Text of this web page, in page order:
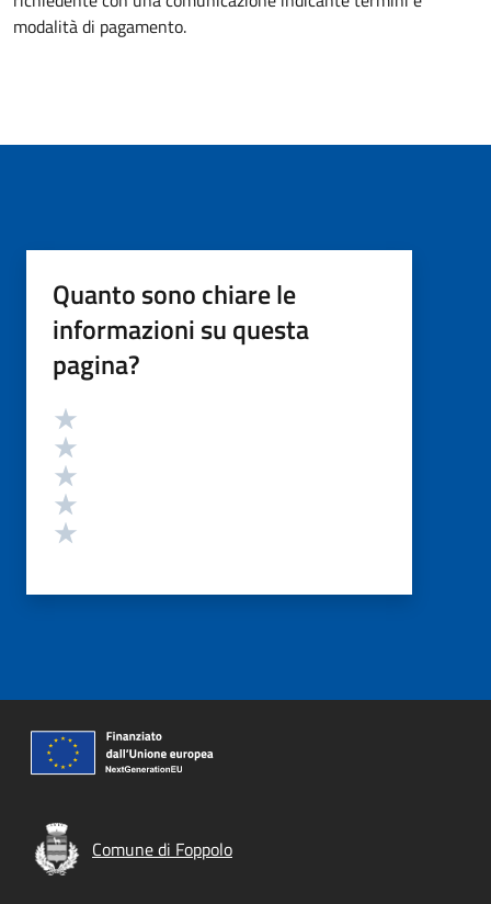
modalità di pagamento.
Quanto sono chiare le
informazioni su questa
pagina?
Valutazione
Comune di Foppolo